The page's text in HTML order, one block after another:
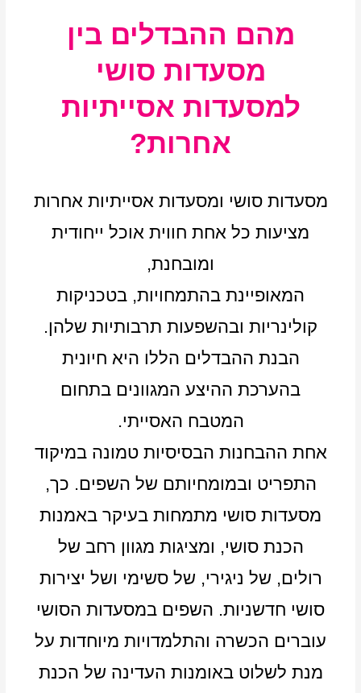
מהם ההבדלים בין
מסעדות סושי
למסעדות אסייתיות
אחרות?
מסעדות סושי ומסעדות אסייתיות אחרות
מציעות כל אחת חווית אוכל ייחודית
ומובחנת,
המאופיינת בהתמחויות, בטכניקות
קולינריות ובהשפעות תרבותיות שלהן.
הבנת ההבדלים הללו היא חיונית
בהערכת ההיצע המגוונים בתחום
המטבח האסייתי.
אחת ההבחנות הבסיסיות טמונה במיקוד
התפריט ובמומחיותם של השפים. כך,
מסעדות סושי מתמחות בעיקר באמנות
הכנת סושי, ומציגות מגוון רחב של
רולים, של ניגירי, של סשימי ושל יצירות
סושי חדשניות. השפים במסעדות הסושי
עוברים הכשרה והתלמדויות מיוחדות על
מנת לשלוט באומנות העדינה של הכנת